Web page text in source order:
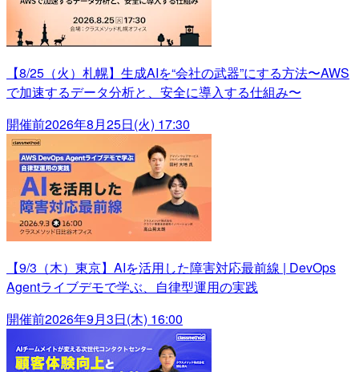
【8/25（火）札幌】生成AIを“会社の武器”にする方法〜AWS
で加速するデータ分析と、安全に導入する仕組み〜
開催前2026年8月25日(火) 17:30
【9/3（木）東京】AIを活用した障害対応最前線 | DevOps
Agentライブデモで学ぶ、自律型運用の実践
開催前2026年9月3日(木) 16:00